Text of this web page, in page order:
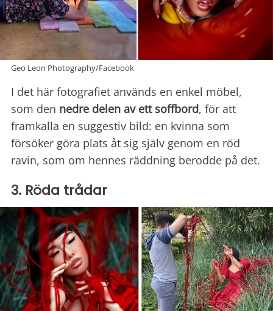
Geo Leon Photography/Facebook
I det här fotografiet används en enkel möbel,
som den nedre delen av ett soffbord, för att
framkalla en suggestiv bild: en kvinna som
försöker göra plats åt sig själv genom en röd
ravin, som om hennes räddning berodde på det.
3. Röda trådar